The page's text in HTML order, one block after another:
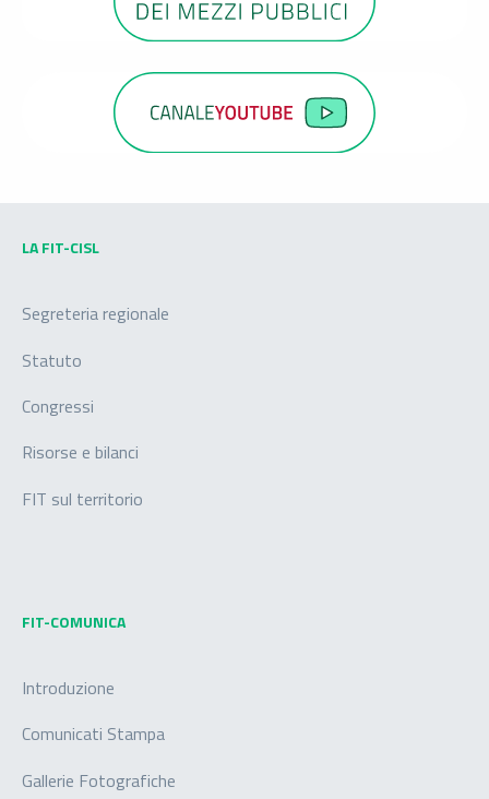
LA FIT-CISL
Segreteria regionale
Statuto
Congressi
Risorse e bilanci
FIT sul territorio
FIT-COMUNICA
Introduzione
Comunicati Stampa
Gallerie Fotografiche